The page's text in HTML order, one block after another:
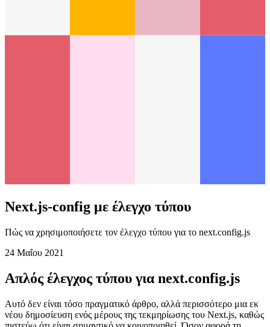
Next.js-config με έλεγχο τύπου
24 Μαΐου 2021
Απλός έλεγχος τύπου για next.config.js